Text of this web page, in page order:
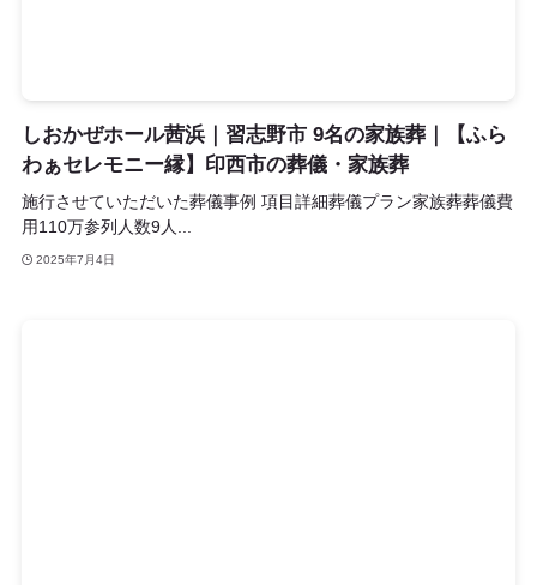
しおかぜホール茜浜｜習志野市 9名の家族葬｜【ふら
わぁセレモニー縁】印西市の葬儀・家族葬
施行させていただいた葬儀事例 項目詳細葬儀プラン家族葬葬儀費
用110万参列人数9人...
2025年7月4日